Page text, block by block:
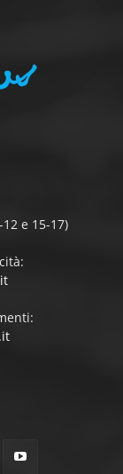
e 15-17)